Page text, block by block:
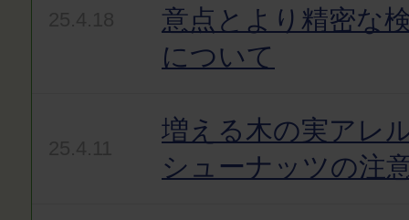
意点とより精密な
について
増える木の実アレ
シューナッツの注